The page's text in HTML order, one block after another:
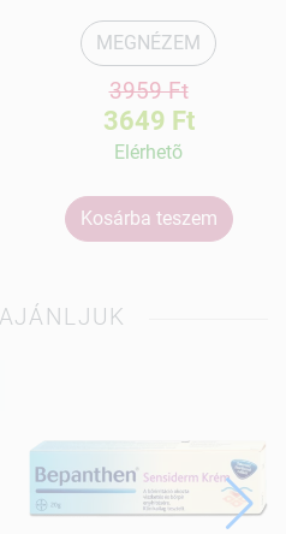
MEGNÉZEM
3959 Ft
3649 Ft
Elérhetõ
Kosárba teszem